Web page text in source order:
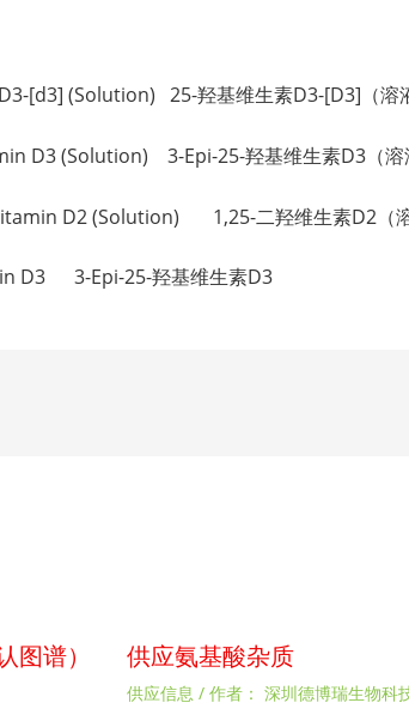
[d3] (Solution) 25-羟基维生素D3-[D3]（溶
D3 (Solution) 3-Epi-25-羟基维生素D3（溶
D2 (Solution) 1,25-二羟维生素D2（溶
D3 3-Epi-25-羟基维生素D3
图谱） 供应氨基酸杂质
供应信息 / 作者： 深圳德博瑞生物科